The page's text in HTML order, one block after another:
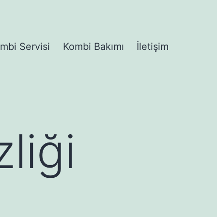
Servisi Kombi Bakımı İletişim